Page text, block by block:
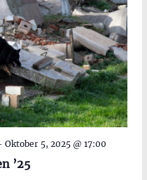
’25
Oktober 5, 2025 @ 17:00